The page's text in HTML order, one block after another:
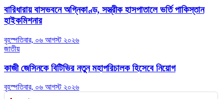
বারিধারায় বাসভবনে অগ্নিকাণ্ড, সস্ত্রীক হাসপাতালে ভর্তি পাকিস্তান
হাইকমিশনার
বৃহস্পতিবার, ০৬ আগস্ট ২০২৬
জাতীয়
কাজী জেসিনকে বিটিভির নতুন মহাপরিচালক হিসেবে নিয়োগ
বৃহস্পতিবার, ০৬ আগস্ট ২০২৬